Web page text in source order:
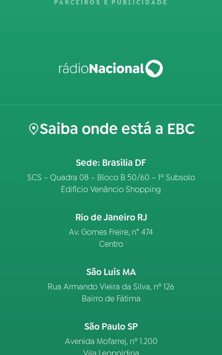
PARCEIROS E PUBLICIDADE
Saiba onde está a EBC
Sede: Brasília DF
SCS – Quadra 08 – Bloco B 50/60 – 1º Subsolo
Edifício Venâncio Shopping
Rio de Janeiro RJ
Av. Gomes Freire, n° 474
Centro
São Luís MA
Rua Armando Vieira da Silva, nº 126
Bairro de Fátima
São Paulo SP
Avenida Mofarrej, nº 1.200